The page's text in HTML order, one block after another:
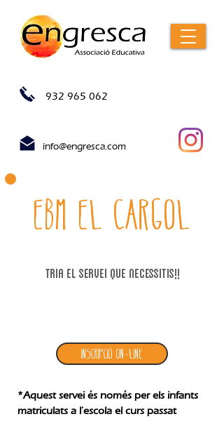
932 965 062
info@engresca.com
EBM el cargol
tria el servei que necessitIs!!
Inscripció ON-LINE
*Aquest servei és només per els infants
matriculats a l'escola el curs passat